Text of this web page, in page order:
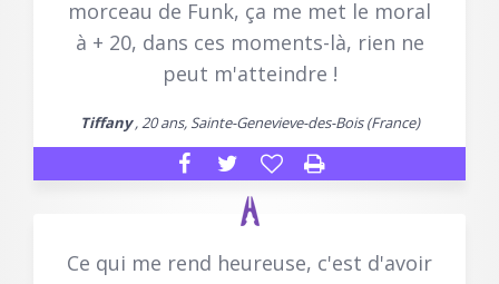
morceau de Funk, ça me met le moral
à + 20, dans ces moments-là, rien ne
peut m'atteindre !
Tiffany, 20 ans, Sainte-Genevieve-des-Bois (France)
Ce qui me rend heureuse, c'est d'avoir